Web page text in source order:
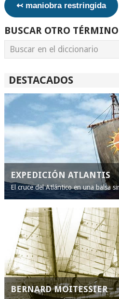
↢ maniobra restringida
BUSCAR OTRO TÉRMINO
DESTACADOS
EXPEDICIÓN ATLANTIS
El cruce del Atlántico en una balsa
BERNARD MOITESSIER